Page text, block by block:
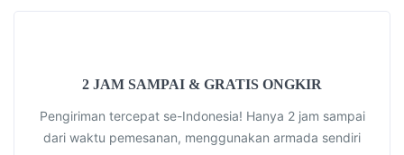
2 JAM SAMPAI & GRATIS ONGKIR
Pengiriman tercepat se-Indonesia! Hanya 2 jam sampai
dari waktu pemesanan, menggunakan armada sendiri